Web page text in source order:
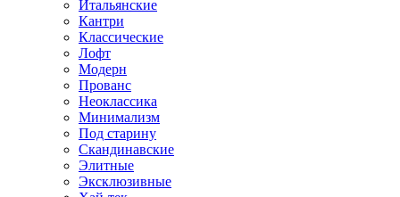
Итальянские
Кантри
Классические
Лофт
Модерн
Прованс
Неоклассика
Минимализм
Под старину
Скандинавские
Элитные
Эксклюзивные